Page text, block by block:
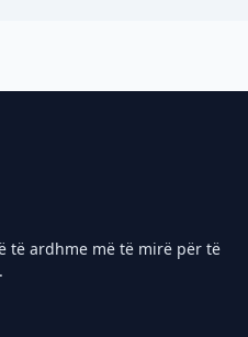
të ardhme më të mirë për të